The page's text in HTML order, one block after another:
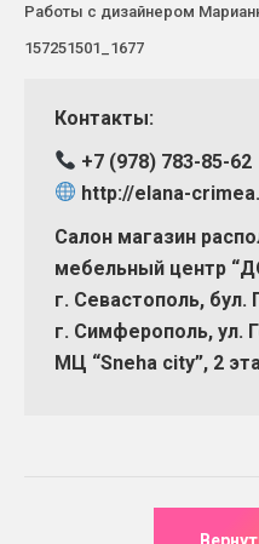
Работы с дизайнером
157251501_1677
Контакты:
+7 (978) 783-85-62
http://elana-
Салон магазин
мебельный центр
г. Севастополь, бул.
г. Симферополь, ул.
МЦ “Sneha city”, 2